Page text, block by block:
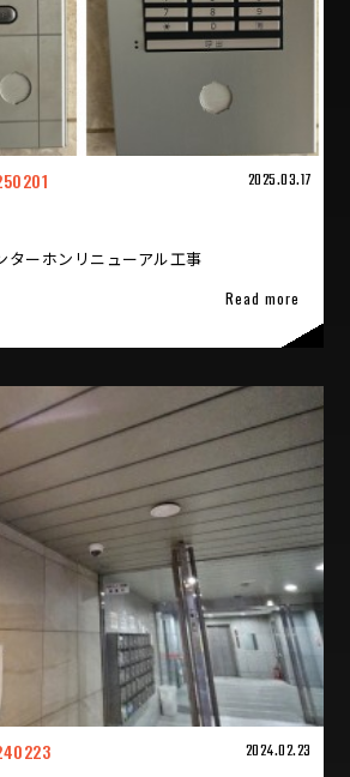
2025.03.17
ターホンリニューアル工事
Read more
2024.02.23